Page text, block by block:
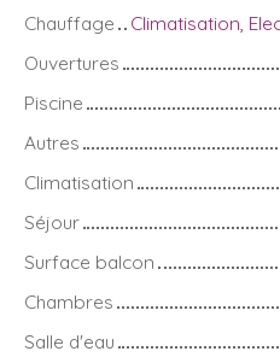
Chauffage
Climatisation,
Ouvertures
Piscine
Autres
Climatisation
Séjour
Surface balcon
Chambres
Salle d'eau